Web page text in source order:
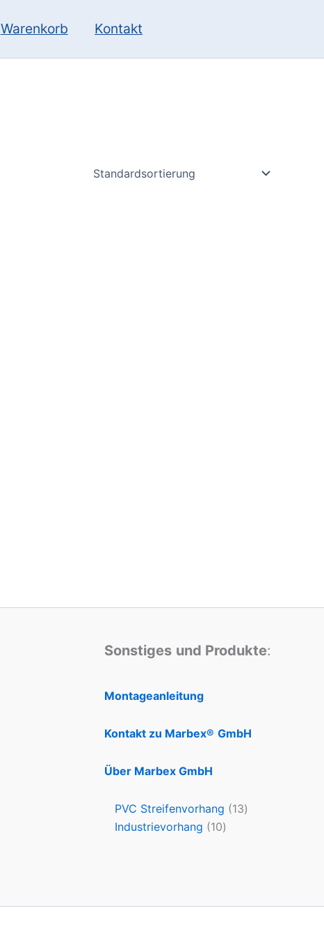
Warenkorb Kontakt
Sonstiges und Produkte:
Montageanleitung
Kontakt zu Marbex® GmbH
Über Marbex GmbH
PVC Streifenvorhang 13
Industrievorhang 10